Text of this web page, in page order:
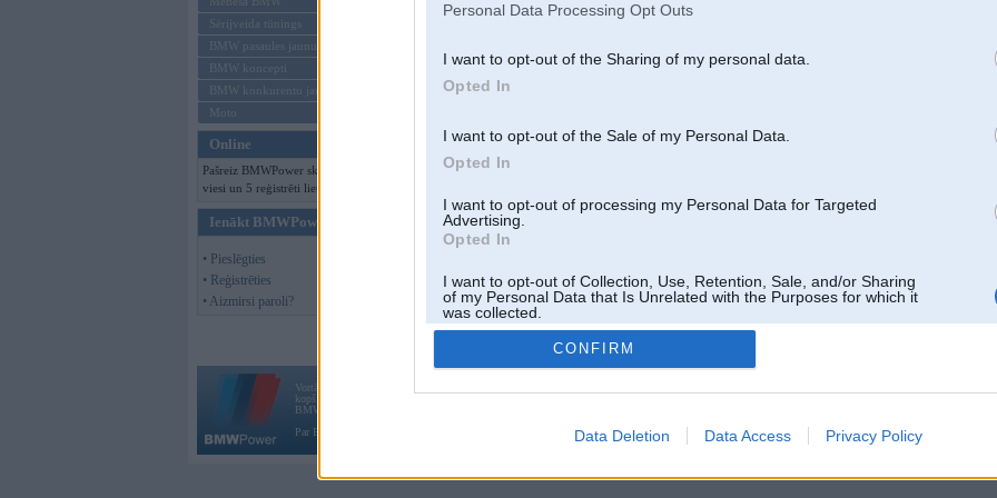
Personal Data Processing Opt Outs
I want to opt-out of the Sharing of my personal data.
Opted In
I want to opt-out of the Sale of my Personal Data.
Opted In
I want to opt-out of processing my Personal Data for Targeted
Advertising.
Opted In
I want to opt-out of Collection, Use, Retention, Sale, and/or Sharing
of my Personal Data that Is Unrelated with the Purposes for which it
was collected.
Opted Out
CONFIRM
Data Deletion Data Access Privacy Policy
Sērijveida tūnings
BMW pasaules jaunumi
BMW koncepti
BMW konkurentu jaunumi
Moto
Online
Pašreiz BMWPower skatās 140
viesi un 5 reģistrēti lietotāji.
Ienākt BMWPower
• Pieslēgties
• Reģistrēties
• Aizmirsi paroli?
Vortāls BMWPower.lv darbojas
kopš 2002. gada 14. maija. Tas nav auto klubs un nav saistīts ar
BMW AG.
Par BMWPower